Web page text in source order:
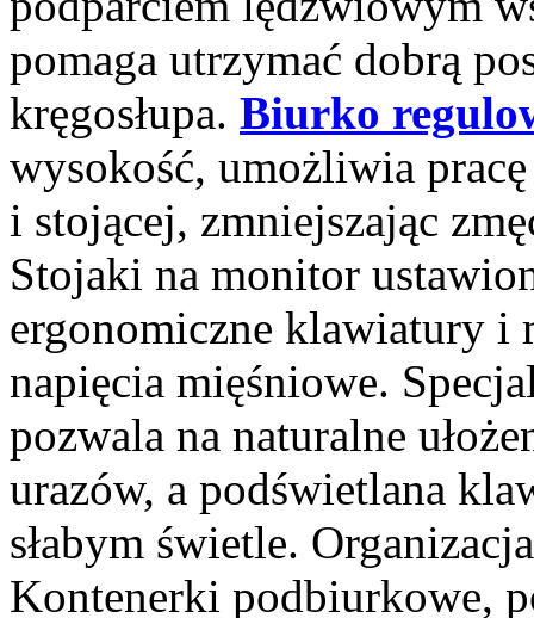
pomaga utrzymać dobrą
kręgosłupa. Biurko
wysokość, umożliwia
i stojącej, zmniejszając
Stojaki na monitor
ergonomiczne klawiatury i
napięcia mięśniowe.
pozwala na naturalne
urazów, a podświetlana
słabym świetle.
Kontenerki podbiurkowe,